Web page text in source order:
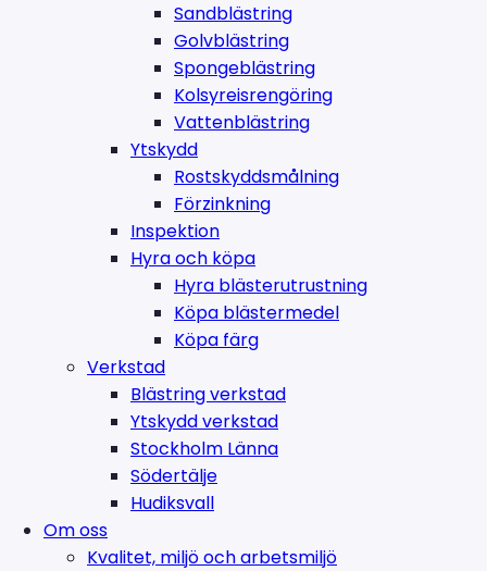
Sandblästring
Golvblästring
Spongeblästring
Kolsyreisrengöring
Vattenblästring
Ytskydd
Rostskyddsmålning
Förzinkning
Inspektion
Hyra och köpa
Hyra blästerutrustning
Köpa blästermedel
Köpa färg
Verkstad
Blästring verkstad
Ytskydd verkstad
Stockholm Länna
Södertälje
Hudiksvall
Om oss
Kvalitet, miljö och arbetsmiljö